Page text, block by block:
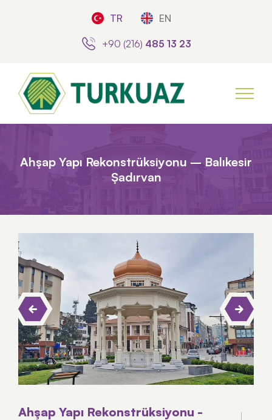
TR EN
+90 (216) 485 13 23
Ahşap Yapı Rekonstrüksiyonu – Balıkesir
Şadırvan
Ahşap Yapı Rekonstrüksiyonu -